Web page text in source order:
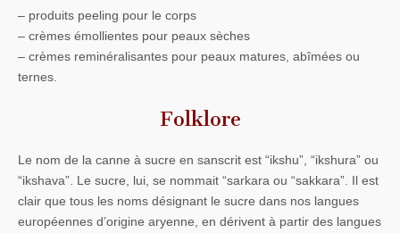
– produits peeling pour le corps
– crèmes émollientes pour peaux sèches
– crèmes reminéralisantes pour peaux matures, abîmées ou
ternes.
Folklore
Le nom de la canne à sucre en sanscrit est “ikshu”, “ikshura” ou
“ikshava”. Le sucre, lui, se nommait “sarkara ou “sakkara”. Il est
clair que tous les noms désignant le sucre dans nos langues
européennes d’origine aryenne, en dérivent à partir des langues